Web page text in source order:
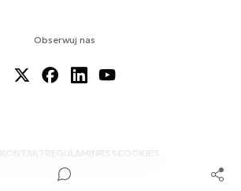
Obserwuj nas
KONTAKTREGULAMINRSS COOKIES